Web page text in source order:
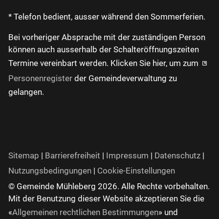
* Telefon bedient, ausser während den Sommerferien.
Bei vorheriger Absprache mit der zuständigen Person
können auch ausserhalb der Schalteröffnungszeiten
Termine vereinbart werden. Klicken Sie hier, um zum
Personenregister der Gemeindeverwaltung zu
gelangen.
Sitemap | Barrierefreiheit | Impressum | Datenschutz |
Nutzungsbedingungen | Cookie-Einstellungen
© Gemeinde Mühleberg 2026. Alle Rechte vorbehalten.
Mit der Benutzung dieser Website akzeptieren Sie die
«Allgemeinen rechtlichen Bestimmungen» und